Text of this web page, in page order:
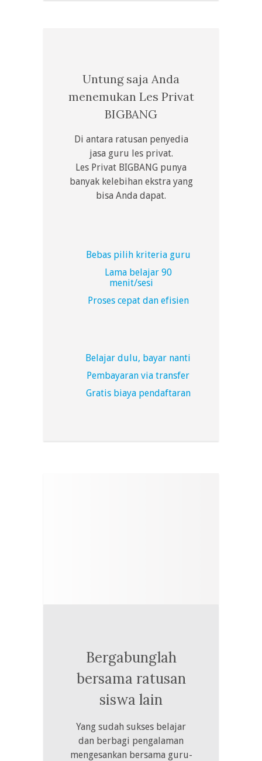
Untung saja Anda
menemukan Les Privat
BIGBANG
Di antara ratusan penyedia
jasa guru les privat.
Les Privat BIGBANG punya
banyak kelebihan ekstra yang
bisa Anda dapat.
Bebas pilih kriteria guru
Lama belajar 90
menit/sesi
Proses cepat dan efisien
Belajar dulu, bayar nanti
Pembayaran via transfer
Gratis biaya pendaftaran
Bergabunglah
bersama ratusan
siswa lain
Yang sudah sukses belajar
dan berbagi pengalaman
mengesankan bersama guru-